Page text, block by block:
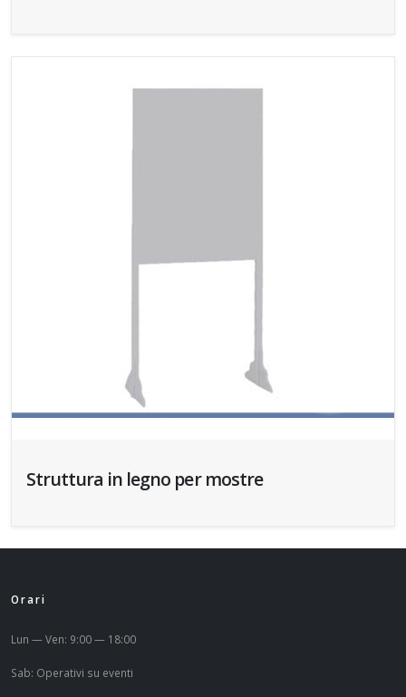
Struttura in legno per mostre
Orari
Lun — Ven: 9:00 — 18:00
Sab: Operativi su eventi